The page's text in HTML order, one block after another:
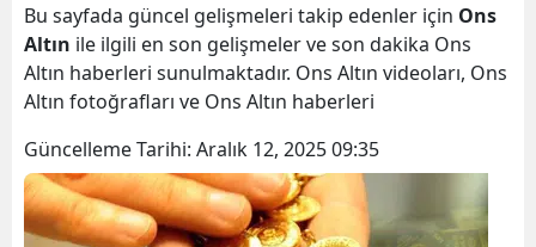
Bu sayfada güncel gelişmeleri takip edenler için Ons
Altın ile ilgili en son gelişmeler ve son dakika Ons
Altın haberleri sunulmaktadır. Ons Altın videoları, Ons
Altın fotoğrafları ve Ons Altın haberleri
Güncelleme Tarihi: Aralık 12, 2025 09:35